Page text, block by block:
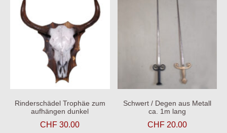
Rinderschädel Trophäe zum
aufhängen dunkel
CHF 30.00
Schwert / Degen aus Metall
ca. 1m lang
CHF20.00